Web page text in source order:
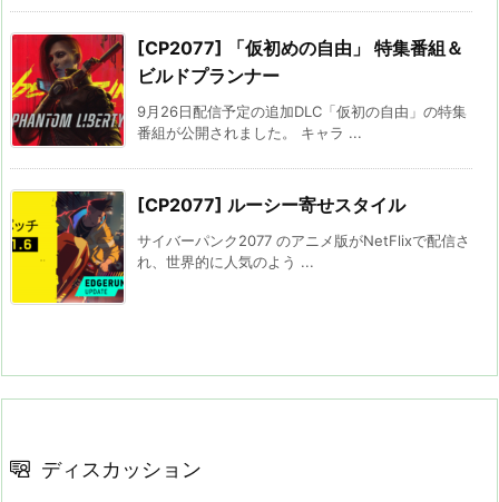
[CP2077] 「仮初めの自由」 特集番組＆
ビルドプランナー
9月26日配信予定の追加DLC「仮初の自由」の特集
番組が公開されました。 キャラ ...
[CP2077] ルーシー寄せスタイル
サイバーパンク2077 のアニメ版がNetFlixで配信さ
れ、世界的に人気のよう ...
ディスカッション